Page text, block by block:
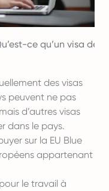
ce qu’un visa de
des visas
peuvent ne pas
d’autres visas
dans le pays.
sur la EU Blue
appartenant
le travail à